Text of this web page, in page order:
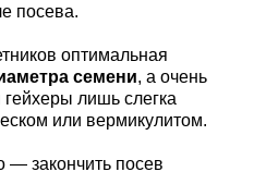
посева.
оптимальная
семени, а очень
лишь слегка
или вермикулитом.
закончить посев